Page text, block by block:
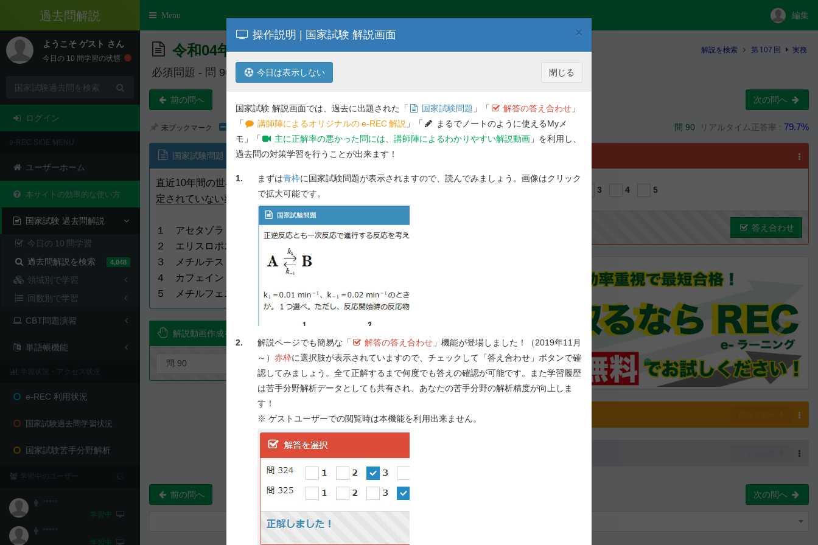
×
操作説明 | 国家試験 解説画面
今日は表示しない 閉じる
国家試験 解説画面では、過去に出題された「 国家試験問題 」「 解答の答え合わせ 」
「
講師陣によるオリジナルのe-REC解説 」「
まるでノートのように使えるMyメ
モ」「
主に正解率の悪かった問には、講師陣によるわかりやすい解説動画 」を利用し、
過去問の対策学習を行うことが出来ます！
1. まずは青枠に国家試験問題が表示されますので、読んでみましょう。画像はクリック
で拡大可能です。
2. 解説ページでも簡易な「 解答の答え合わせ 」機能が登場しました！（2019年11月
～） 赤枠に選択肢が表示されていますので、チェックして「答え合わせ」ボタンで確
認してみましょう。全て正解するまで何度でも答えの確認が可能です。また学習履歴
は苦手分野解析データとしても共有され、あなたの苦手分野の解析精度が向上しま
す！
※ ゲストユーザーでの閲覧時は本機能を利用出来ません。
過去問解説
Toggle
Menu 編集
ようこそ ゲスト さん
今日の 10 問学習の状態
ログイン
e-REC SIDE MENU
ユーザーホーム
本サイトの効率的な使い方
国家試験 過去問解説
今日の 10 問学習
過去問解説を検索
4,048
領域別で学習
回数別で学習
CBT問題演習
単語帳機能
学習状況・アクセス状況
e-REC 利用状況
国家試験過去問学習状況
国家試験苦手分野解析
学習中のユーザー
*****
学習中
*****
学習中
解説を検索 第 107 回 実務
令和04年度 第107回 薬剤師国家試験問題
必須問題 - 問 90
前の問へ 次の問へ
未ブックマーク 問 90 リアルタイム正答率 : 79.7%
国家試験問題
直近10年間の世界アンチドーピング規程において、禁止物質として指
定されていない薬物はどれか。１つ選べ。
１ アセタゾラミド
２ エリスロポエチン
３ メチルテストステロン
４ カフェイン
５ メチルフェニデート
解説動画作成を要望！
要望する！
問 90
3 4 5
答え合わせ
前の問へ 次の問へ